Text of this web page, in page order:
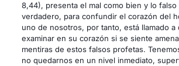
8,44), presenta el mal como bien y lo falso
verdadero, para confundir el corazón del
uno de nosotros, por tanto, está llamado a
examinar en su corazón si se siente
mentiras de estos falsos profetas.
no quedarnos en un nivel inmediato,